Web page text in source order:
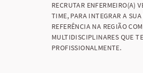
RECRUTAR ENFERMEIRO(A)
TIME, PARA INTEGRAR A
REFERÊNCIA NA REGIÃO
MULTIDISCIPLINARES QUE
PROFISSIONALMENTE.